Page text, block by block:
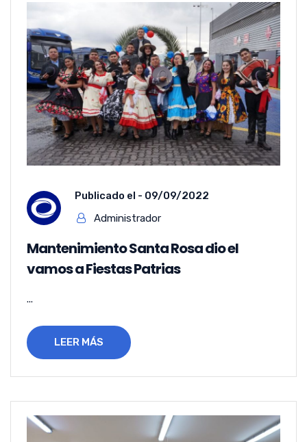
Publicado el - 09/09/2022
Administrador
Mantenimiento Santa Rosa dio el
vamos a Fiestas Patrias
...
LEER MÁS